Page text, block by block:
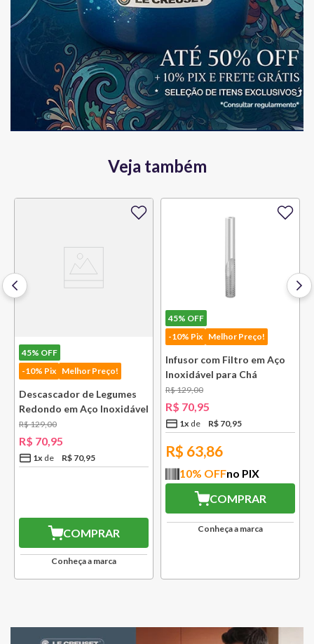
Veja também
45% OFF
-10% Pix Melhor Preço!
Descascador de Legumes
Redondo em Aço Inoxidável
131 mm Bsf
R$129,00
R$ 70,95
1x R$ 70,95
COMPRAR
Conheça a marca
45% OFF
-10% Pix Melhor Preço!
Infusor com Filtro em Aço
Inoxidável para Chá
Lausanne Bsf
R$129,00
R$ 70,95
1x R$ 70,95
R$ 63,86
10% OFFno PIX
COMPRAR
Conheça a marca